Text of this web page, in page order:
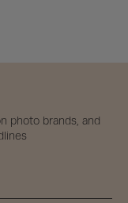
photo brands, and